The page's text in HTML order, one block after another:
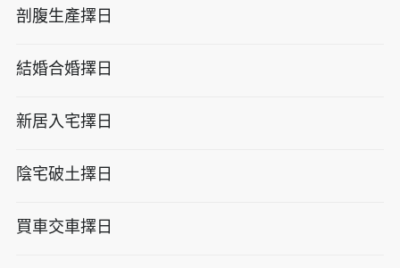
剖腹生產擇日
結婚合婚擇日
新居入宅擇日
陰宅破土擇日
買車交車擇日